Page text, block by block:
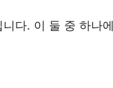
다. 이 둘 중 하나에